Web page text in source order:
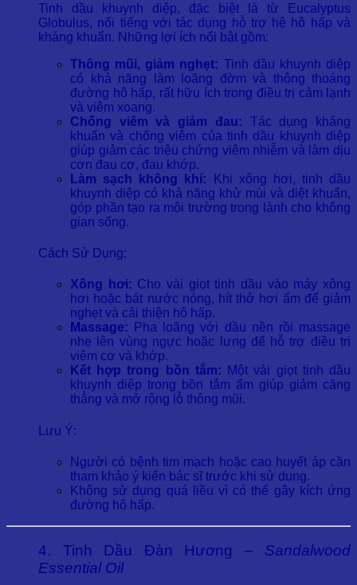
Tinh dầu khuynh diệp, đặc biệt là từ Eucalyptus
Globulus, nổi tiếng với tác dụng hỗ trợ hệ hô hấp và
kháng khuẩn. Những lợi ích nổi bật gồm:
Thông mũi, giảm nghẹt: Tinh dầu khuynh diệp
có khả năng làm loãng đờm và thông thoáng
đường hô hấp, rất hữu ích trong điều trị cảm lạnh
và viêm xoang.
Chống viêm và giảm đau: Tác dụng kháng
khuẩn và chống viêm của tinh dầu khuynh diệp
giúp giảm các triệu chứng viêm nhiễm và làm dịu
cơn đau cơ, đau khớp.
Làm sạch không khí: Khi xông hơi, tinh dầu
khuynh diệp có khả năng khử mùi và diệt khuẩn,
góp phần tạo ra môi trường trong lành cho không
gian sống.
Cách Sử Dụng:
Xông hơi: Cho vài giọt tinh dầu vào máy xông
hơi hoặc bát nước nóng, hít thở hơi ấm để giảm
nghẹt và cải thiện hô hấp.
Massage: Pha loãng với dầu nền rồi massage
nhẹ lên vùng ngực hoặc lưng để hỗ trợ điều trị
viêm cơ và khớp.
Kết hợp trong bồn tắm: Một vài giọt tinh dầu
khuynh diệp trong bồn tắm ấm giúp giảm căng
thẳng và mở rộng lỗ thông mũi.
Lưu Ý:
Người có bệnh tim mạch hoặc cao huyết áp cần
tham khảo ý kiến bác sĩ trước khi sử dụng.
Không sử dụng quá liều vì có thể gây kích ứng
đường hô hấp.
4. Tinh Dầu Đàn Hương – Sandalwood
Essential Oil